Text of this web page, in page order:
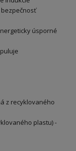
úsporné
z recyklovaného
plastu) -